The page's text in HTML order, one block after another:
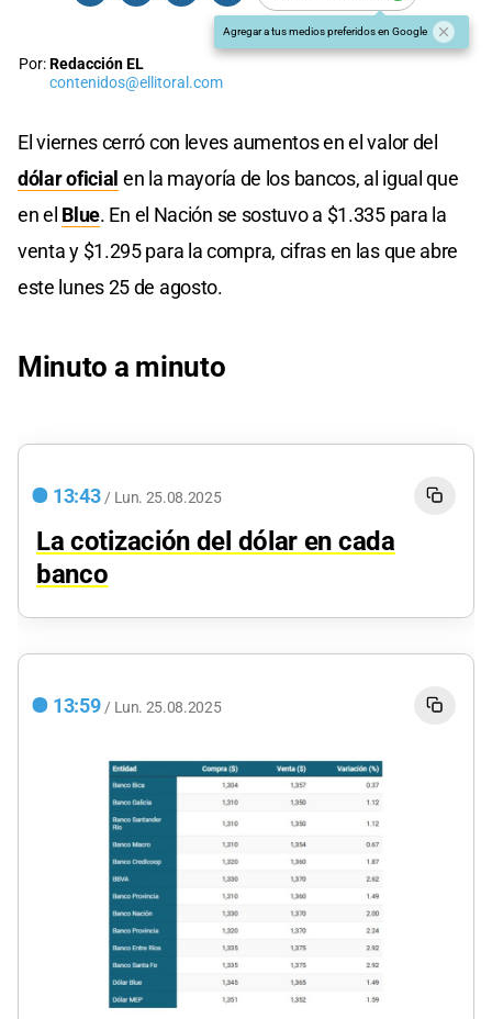
Agregar a tus medios preferidos en Google
Por:Redacción EL
contenidos@ellitoral.com
El viernes cerró con leves aumentos en el valor del
dólar oficial en la mayoría de los bancos, al igual que
en el Blue. En el Nación se sostuvo a $1.335 para la
venta y $1.295 para la compra, cifras en las que abre
este lunes 25 de agosto.
Minuto a minuto
13:43 / Lun. 25.08.2025
La cotización del dólar en cada
banco
13:59 / Lun. 25.08.2025